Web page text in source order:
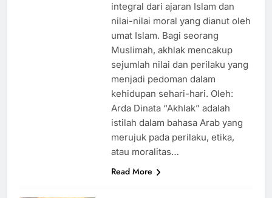
integral dari ajaran Islam dan
nilai-nilai moral yang dianut oleh
umat Islam. Bagi seorang
Muslimah, akhlak mencakup
sejumlah nilai dan perilaku yang
menjadi pedoman dalam
kehidupan sehari-hari. Oleh:
Arda Dinata “Akhlak” adalah
istilah dalam bahasa Arab yang
merujuk pada perilaku, etika,
atau moralitas…
Read More